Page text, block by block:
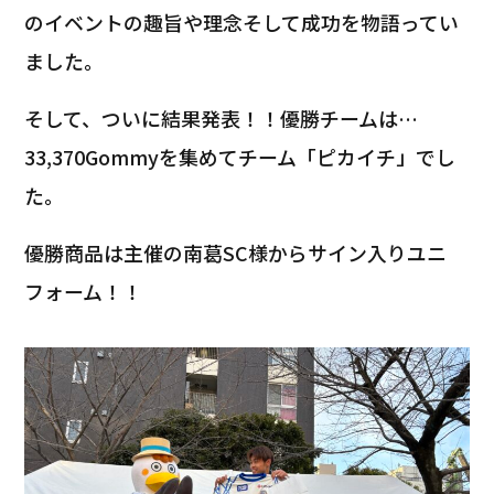
のイベントの趣旨や理念そして成功を物語ってい
ました。
そして、ついに結果発表！！優勝チームは…
33,370Gommyを集めてチーム「ピカイチ」でし
た。
優勝商品は主催の南葛SC様からサイン入りユニ
フォーム！！